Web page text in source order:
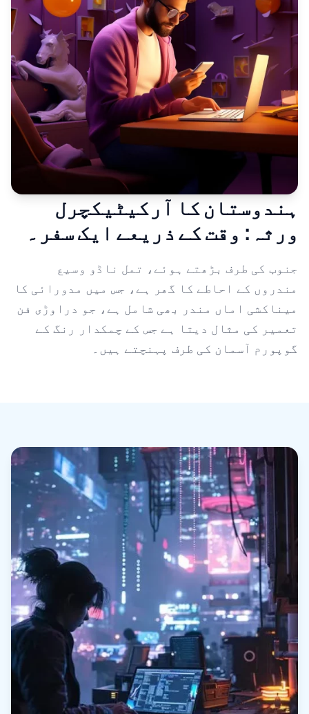
ہندوستان کا آرکیٹیکچرل
ورثہ: وقت کے ذریعے ایک سفر۔
جنوب کی طرف بڑھتے ہوئے، تمل ناڈو وسیع
مندروں کے احاطے کا گھر ہے، جس میں مدورائی کا
میناکشی اماں مندر بھی شامل ہے، جو دراوڑی فن
تعمیر کی مثال دیتا ہے جس کے چمکدار رنگ کے
گوپورم آسمان کی طرف پہنچتے ہیں۔